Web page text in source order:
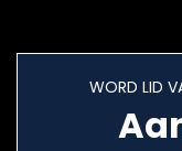
WORD LID